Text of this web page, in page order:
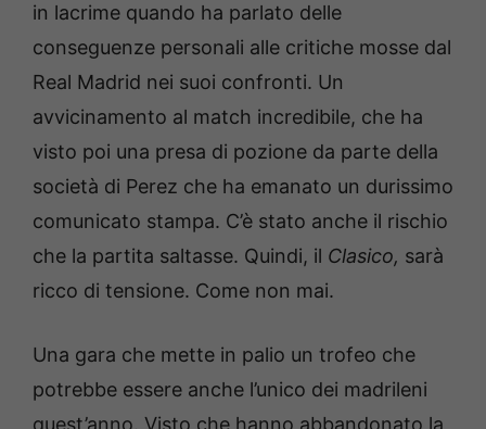
in lacrime quando ha parlato delle
conseguenze personali alle critiche mosse dal
Real Madrid nei suoi confronti. Un
avvicinamento al match incredibile, che ha
visto poi una presa di pozione da parte della
società di Perez che ha emanato un durissimo
comunicato stampa. C’è stato anche il rischio
che la partita saltasse. Quindi, il Clasico, sarà
ricco di tensione. Come non mai.
Una gara che mette in palio un trofeo che
potrebbe essere anche l’unico dei madrileni